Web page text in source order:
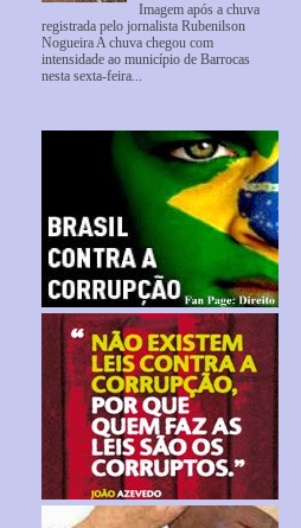
Imagem após a chuva
registrada pelo jornalista Rubenilson
Nogueira A chuva chegou com
intensidade ao município de Barrocas
nesta sexta-feira...